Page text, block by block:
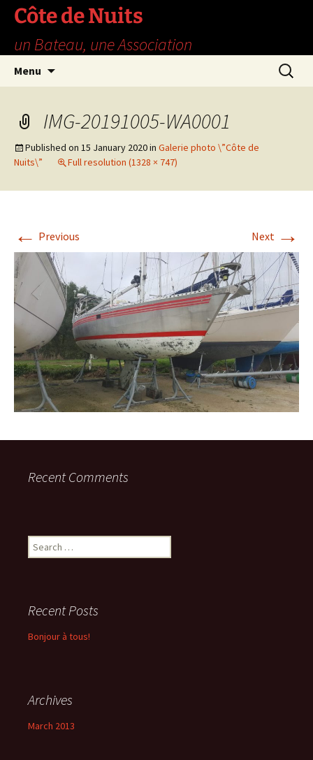
Skip
content
Côte de Nuits
un Bateau, une Association
Menu
Search
for:
IMG-20191005-WA0001
Published on 15 January 2020in Galerie photo \”Côte de
Nuits\”
Full resolution (1328 × 747)
← Previous Next →
Recent Comments
Search
for:
Recent Posts
Bonjour à tous!
Archives
March 2013